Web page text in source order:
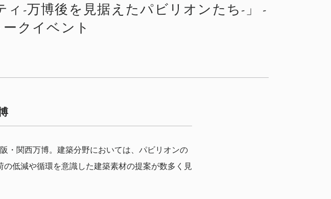
ィ-万博後を見据えたパビリオンたち-」 -
クイベント
・関西万博。建築分野においては、パビリオンの
低減や循環を意識した建築素材の提案が数多く見